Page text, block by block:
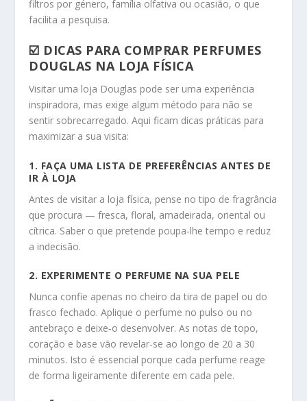
filtros por género, família olfativa ou ocasião, o que
facilita a pesquisa.
☑️ DICAS PARA COMPRAR PERFUMES
DOUGLAS NA LOJA FÍSICA
Visitar uma loja Douglas pode ser uma experiência
inspiradora, mas exige algum método para não se
sentir sobrecarregado. Aqui ficam dicas práticas para
maximizar a sua visita:
1. FAÇA UMA LISTA DE PREFERÊNCIAS ANTES DE
IR À LOJA
Antes de visitar a loja física, pense no tipo de fragrância
que procura — fresca, floral, amadeirada, oriental ou
cítrica. Saber o que pretende poupa‑lhe tempo e reduz
a indecisão.
2. EXPERIMENTE O PERFUME NA SUA PELE
Nunca confie apenas no cheiro da tira de papel ou do
frasco fechado. Aplique o perfume no pulso ou no
antebraço e deixe‑o desenvolver. As notas de topo,
coração e base vão revelar‑se ao longo de 20 a 30
minutos. Isto é essencial porque cada perfume reage
de forma ligeiramente diferente em cada pele.